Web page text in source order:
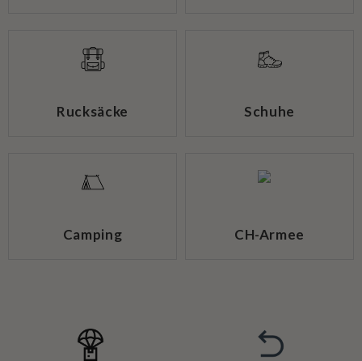
Rucksäcke Schuhe
Camping CH-Armee